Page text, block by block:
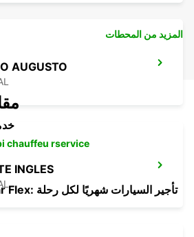
AUGUSTO
INGLES
المزيد من المحطات
chauffeu rservice
Europcar Flex: تأجير السيارات شهريًا لكل رحلة